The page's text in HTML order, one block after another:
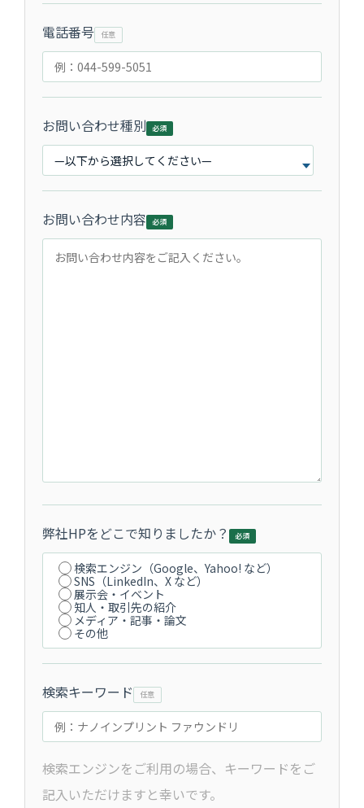
電話番号
お問い合わせ種別
お問い合わせ内容
弊社HPをどこで知りましたか？
検索エンジン（Google、Yahoo! など）
SNS（LinkedIn、X など）
展示会・イベント
知人・取引先の紹介
メディア・記事・論文
その他
検索キーワード
検索エンジンをご利用の場合、キーワードをご
記入いただけますと幸いです。